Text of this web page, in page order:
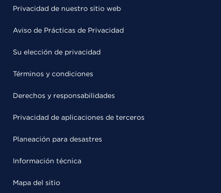
Privacidad de nuestro sitio web
Aviso de Prácticas de Privacidad
Su elección de privacidad
Términos y condiciones
Derechos y responsabilidades
Privacidad de aplicaciones de terceros
Planeación para desastres
Información técnica
Mapa del sitio